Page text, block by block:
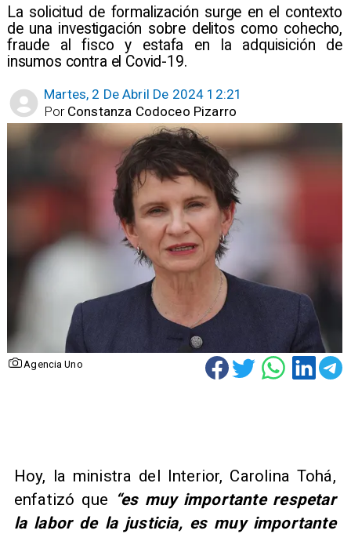
La solicitud de formalización surge en el contexto
de una investigación sobre delitos como cohecho,
fraude al fisco y estafa en la adquisición de
insumos contra el Covid-19.
Martes, 2 De Abril De 2024 12:21
Constanza Codoceo Pizarro
Por
Agencia Uno
Hoy, la ministra del Interior, Carolina Tohá,
enfatizó que “es muy importante respetar
la labor de la justicia, es muy importante